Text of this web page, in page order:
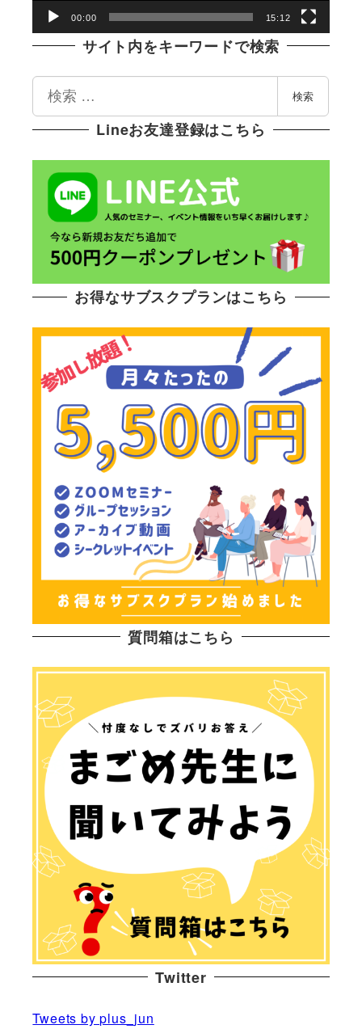
00:00 15:12
サイト内をキーワードで検索
索
検索
Lineお友達登録はこちら
お得なサブスクプランはこちら
質問箱はこちら
Twitter
Tweets by plus_jun